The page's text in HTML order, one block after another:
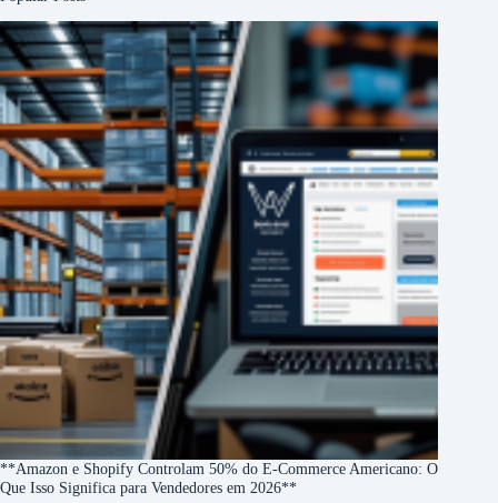
**Amazon e Shopify Controlam 50% do E-Commerce Americano: O
Que Isso Significa para Vendedores em 2026**